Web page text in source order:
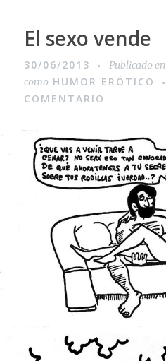
Galería
El sexo vende
30/06/2013 Publicado en
como HUMOR ERÓTICO
COMENTARIO